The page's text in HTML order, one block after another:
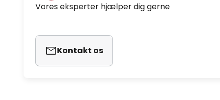
Vores eksperter hjælper dig gerne
Kontakt os